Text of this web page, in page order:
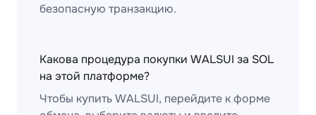
безопасную транзакцию.
Какова процедура покупки WALSUI за SOL
на этой платформе?
Чтобы купить WALSUI, перейдите к форме